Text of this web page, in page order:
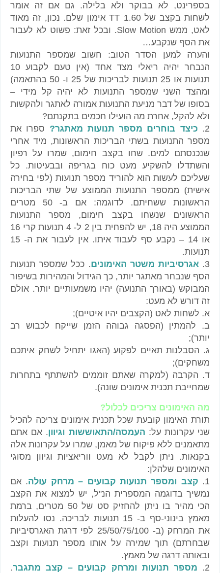
בספרינט, לא בבוקר ולא בלילה. גם אם זה אומר
לשחות בקצב של 1.60 TT אימון שלם. נכון, זה מאוד
לאט, ממש Slow Motion. ובכל זאת: פשוט לא לעבור
את הסף שנקבע…
והערה למען הסדר הטוב: חשוב שמספר התנועות
הנבחר יהיה ריאלי מצד אחד (אין טעם לקבוע 10
תנועות או 25 תנועות לבריכות של 25 ו- 50 בהתאמה)
ומהצד השני שמספר התנועות לא יהיה קל מידי –
בסופו של דבר מניעת התנועות אמורה לאתגר ולהקשות
ולא להקל, אחרת מה הועילו חכמים בתקנתם?
2.
כיצד בוחרים מספר תנועות מאתגר? ספרו את
מספר התנועות בשתי הבריכות הראשונות, מיד אחרי
שנכנסתם למים. שחו בקצב חימום, שמרו על רפיון
והשתדלו להשקיע מעט כוח בגריפה ובבעיטות. כל
שעליכם לעשות הוא להוריד מספר תנועות (לפי בחירה
אישית) ממספר התנועות הממוצע של שתי הבריכות
הראשונות ששחיתם. לדוגמה: אם ב- 50 מטרים
הראשונים שנשחו בקצב חימום, מספר התנועות
הממוצע היה 18, יש להפחית בין 2 ל- 4 תנועות קרי 16
או 14 – נקבע סף לעבוד איתו. אין לעבור את ה- 15
תנועות.
3.
אגרסיביות משטר האימונים. ככל שמספר תנועות
הסף שנבחר מאתגר יותר, כך הגידול והמהירות בשיפור
המבוקש (באורך התנועה) יהיו משמעותיים יותר. אולם
זה דורש לא מעט:
א. לשחות לאט (הקצבים יהיו איטיים);
ב. להמתין (הפסגה גבוהה הזמן שייקח לכבוש רב
יותר);
ג. הסבלנות תאיים לפקוע (האגו יתחיל לשחק איתכם
משחקים);
ד. הקרבה (למקרה שאתם זוממים להשתתף בתחרות
שמחייבת תכנית אימונים שונה).
מה האימונים צריכים לכלול?
תורת האימון קובעת שכל תכנית אימונים צריכה להכיל
שני עקרונות על: העמסה/התאוששות וגיוון. אם אתם
מתאמנים ללא פיקוח של מאמן, שמרו על עקרונות אלה
בקנאות. ניתן לקבל לא מעט ווריאציות וגיוון מסוגי
האימונים שלהלן:
1.
קצב ומספר תנועות קבועים – מרחק עולה. אם
נמשיך בדוגמה המספרית הנ"ל, יש למצוא את הקצב
הכי מהיר בו ניתן להחזיק סט של 50 מטרים, ברמת
מאמץ בינוני-סף ב- 15 תנועות לבריכה. נסו להעלות
את המרחק (ב- 25/50/75/100 לפי דרגת האגרסיביות
שבחרתם) תוך שמירה על אותו מספר תנועות וקצב
ובאותה דרגה של מאמץ.
2.
מספר תנועות ומרחק קבועים – קצב מתגבר.